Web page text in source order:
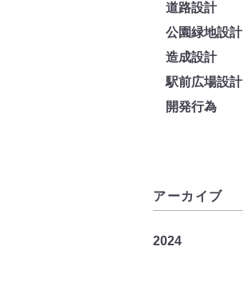
道路設計
公園緑地設計
造成設計
駅前広場設計
開発行為
アーカイブ
2024